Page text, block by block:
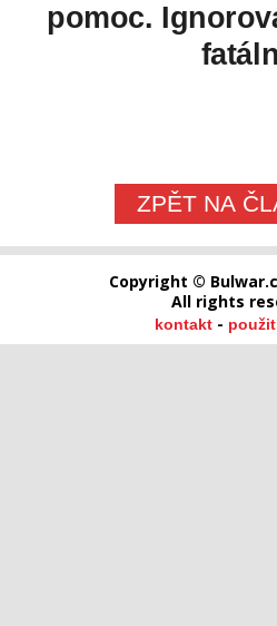
pomoc.
ZPĚT NA
Copyright ©
All rights
kontakt-